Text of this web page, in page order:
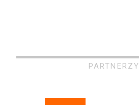
PARTNERZY